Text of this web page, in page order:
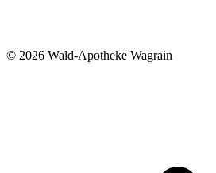
© 2026 Wald-Apotheke Wagrain